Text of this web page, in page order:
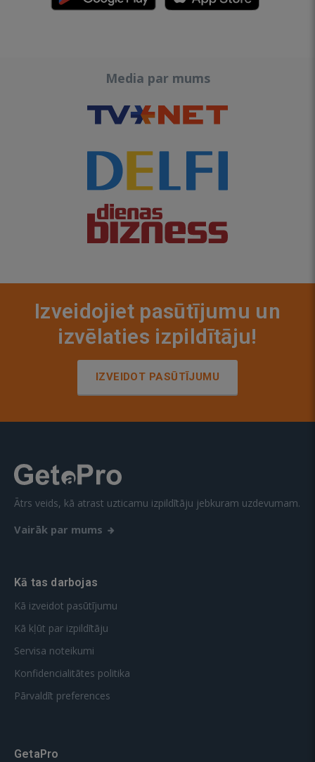
Media par mums
Izveidojiet pasūtījumu un
izvēlaties izpildītāju!
IZVEIDOT PASŪTĪJUMU
Ātrs veids, kā atrast uzticamu izpildītāju jebkuram uzdevumam.
Vairāk par mums
Kā tas darbojas
Kā izveidot pasūtījumu
Kā kļūt par izpildītāju
Servisa noteikumi
Konfidencialitātes politika
Pārvaldīt preferences
GetaPro